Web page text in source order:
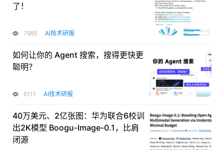
了！
7985 AI技术研报
如何让你的 Agent 搜索，搜得更快更
聪明？
6111 AI技术研报
40万美元、2亿张图：华为联合6校训
出2K模型 Boogu-Image-0.1，比肩
闭源